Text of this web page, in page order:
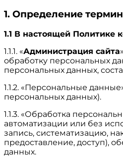
1. Определение
1.1 В настоящей
1.1.1. «Администрация сайта
обработку персональных
персональных данных,
1.1.2. «Персональные
персональных данных).
1.1.3. «Обработка
автоматизации или без
запись, систематизацию,
предоставление, доступ),
данных.